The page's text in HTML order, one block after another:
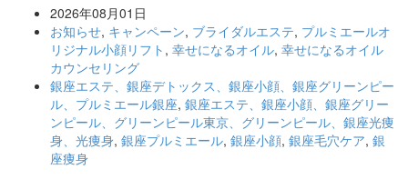
2026年08月01日
お知らせ, キャンペーン, ブライダルエステ, プルミエールオ
リジナル小顔リフト , 幸せになるオイル, 幸せになるオイル
カウンセリング
銀座エステ、銀座デトックス、銀座小顔、銀座グリーンピー
ル、プルミエール銀座, 銀座エステ、銀座小顔、銀座グリー
ンピール、グリーンピール東京、グリーンピール、銀座光痩
身、光痩身, 銀座プルミエール, 銀座小顔, 銀座毛穴ケア, 銀
座痩身